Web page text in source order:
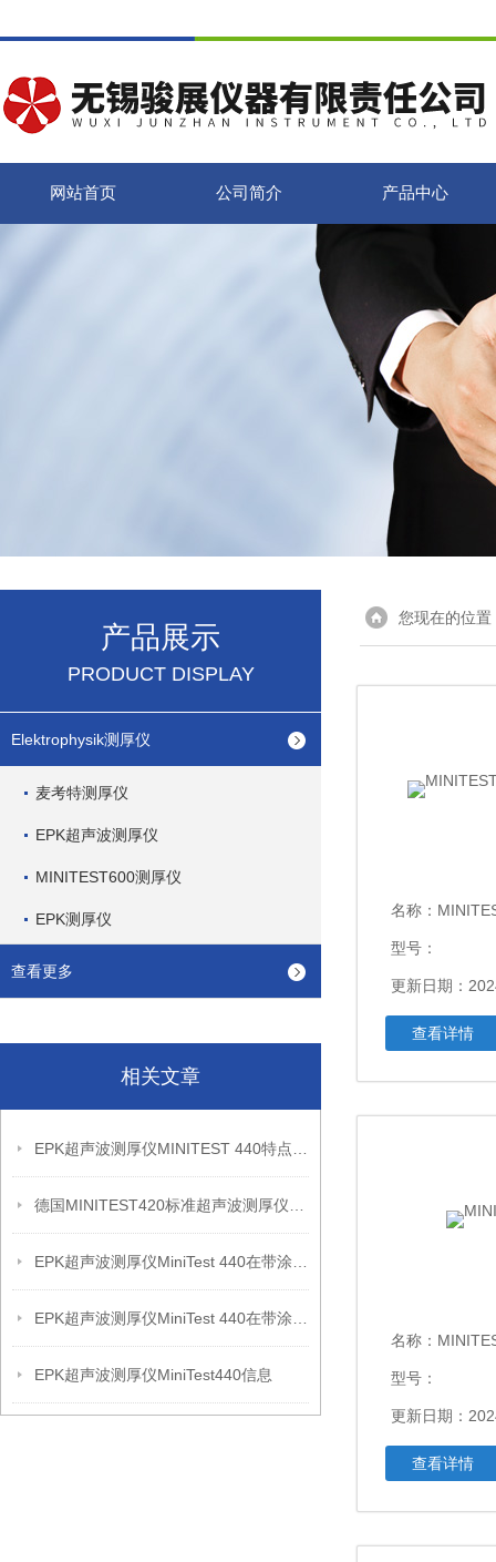
网站首页 公司简介 产品中心
产品展示
PRODUCT DISPLAY
Elektrophysik测厚仪
麦考特测厚仪
EPK超声波测厚仪
MINITEST600测厚仪
EPK测厚仪
查看更多
相关文章
EPK超声波测厚仪MiniTest440信息
您现在的位置
名称：
型号：
更新日期：
查看详情
名称：
型号：
更新日期：
查看详情